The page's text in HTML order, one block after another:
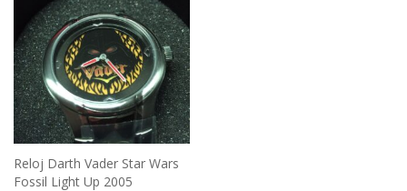
Reloj Darth Vader Star Wars
Fossil Light Up 2005